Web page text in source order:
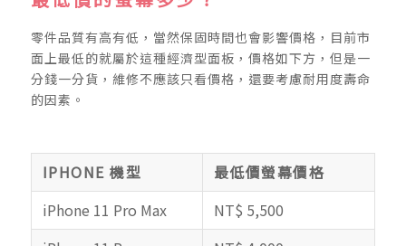
零件品質有高有低，當然保固時間也會影響價格，目前市
面上最低的就屬於這種經濟型面板，價格如下方，但是一
分錢一分貨，維修不應該只看價格，還要考慮耐用度壽命
的因素。
IPHONE 機型
最低價螢幕價格
iPhone 11 Pro Max
NT$ 5,500